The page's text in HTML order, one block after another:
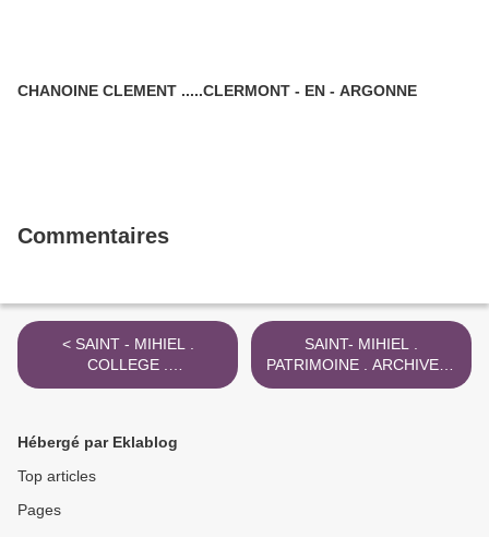
CHANOINE CLEMENT .....CLERMONT - EN - ARGONNE
Commentaires
< SAINT - MIHIEL .
COLLEGE .
DESTRUCTION ARCHIVES
SAINT- MIHIEL .
PATRIMOINE . ARCHIVES .
PROTECTION 1917 - 2021
Hébergé par Eklablog
Top articles
Pages